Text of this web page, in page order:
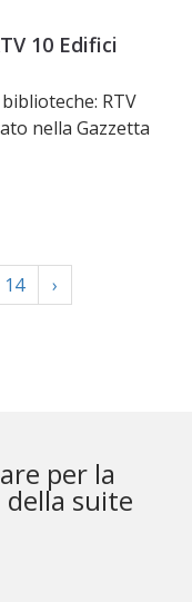
10 Edifici
RTV
nella Gazzetta
14 ›
per la
suite